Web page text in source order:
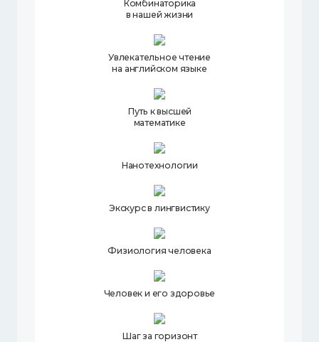
Комбинаторика
в нашей жизни
Увлекательное чтение
на английском языке
Путь к высшей
математике
Нанотехнологии
Экскурс в лингвистику
Физиология человека
Человек и его здоровье
Шаг за горизонт